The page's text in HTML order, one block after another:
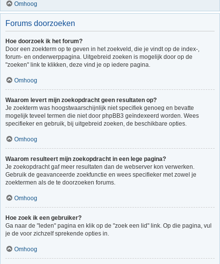
Omhoog
Forums doorzoeken
Hoe doorzoek ik het forum?
Door een zoekterm op te geven in het zoekveld, die je vindt op de index-,
forum- en onderwerppagina. Uitgebreid zoeken is mogelijk door op de
"zoeken" link te klikken, deze vind je op iedere pagina.
Omhoog
Waarom levert mijn zoekopdracht geen resultaten op?
Je zoekterm was hoogstwaarschijnlijk niet specifiek genoeg en bevatte
mogelijk teveel termen die niet door phpBB3 geïndexeerd worden. Wees
specifieker en gebruik, bij uitgebreid zoeken, de beschikbare opties.
Omhoog
Waarom resulteert mijn zoekopdracht in een lege pagina?
Je zoekopdracht gaf meer resultaten dan de webserver kon verwerken.
Gebruik de geavanceerde zoekfunctie en wees specifieker met zowel je
zoektermen als de te doorzoeken forums.
Omhoog
Hoe zoek ik een gebruiker?
Ga naar de "leden" pagina en klik op de "zoek een lid" link. Op die pagina, vul
je de voor zichzelf sprekende opties in.
Omhoog